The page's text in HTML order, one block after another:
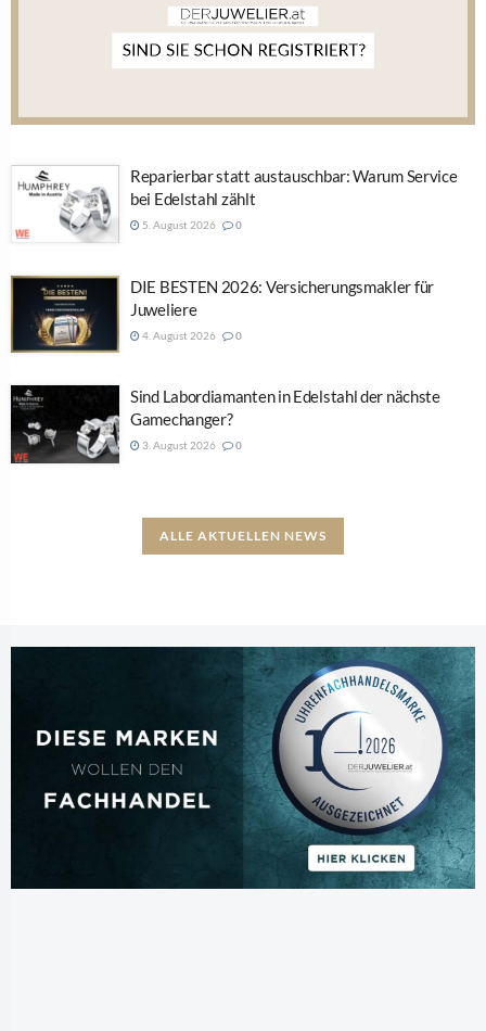
Reparierbar statt austauschbar: Warum Service
bei Edelstahl zählt
5. August 2026 0
DIE BESTEN 2026: Versicherungsmakler für
Juweliere
4. August 2026 0
Sind Labordiamanten in Edelstahl der nächste
Gamechanger?
3. August 2026 0
ALLE AKTUELLEN NEWS